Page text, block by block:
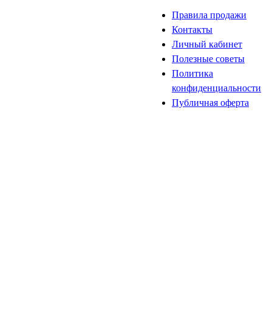
Правила продажи
Контакты
Личный кабинет
Полезные советы
Политика
конфиденциальности
Публичная оферта